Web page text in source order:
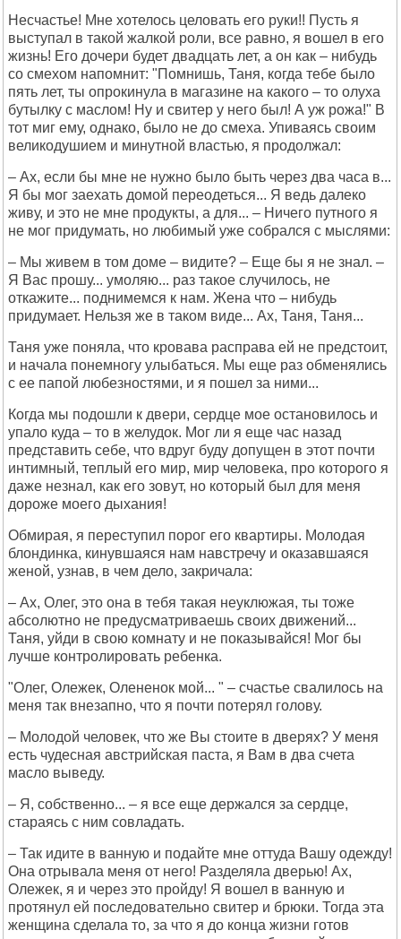
Несчастье! Мне хотелось целовать его руки!! Пусть я
выступал в такой жалкой роли, все равно, я вошел в его
жизнь! Его дочери будет двадцать лет, а он как – нибудь
со смехом напомнит: "Помнишь, Таня, когда тебе было
пять лет, ты опрокинула в магазине на какого – то олуха
бутылку с маслом! Ну и свитер у него был! А уж рожа!" В
тот миг ему, однако, было не до смеха. Упиваясь своим
великодушием и минутной властью, я продолжал:
– Ах, если бы мне не нужно было быть через два часа в...
Я бы мог заехать домой переодеться... Я ведь далеко
живу, и это не мне продукты, а для... – Ничего путного я
не мог придумать, но любимый уже собрался с мыслями:
– Мы живем в том доме – видите? – Еще бы я не знал. –
Я Вас прошу... умоляю... раз такое случилось, не
откажите... поднимемся к нам. Жена что – нибудь
придумает. Нельзя же в таком виде... Ах, Таня, Таня...
Таня уже поняла, что кровава расправа ей не предстоит,
и начала понемногу улыбаться. Мы еще раз обменялись
с ее папой любезностями, и я пошел за ними...
Когда мы подошли к двери, сердце мое остановилось и
упало куда – то в желудок. Мог ли я еще час назад
представить себе, что вдруг буду допущен в этот почти
интимный, теплый его мир, мир человека, про которого я
даже незнал, как его зовут, но который был для меня
дороже моего дыхания!
Обмирая, я переступил порог его квартиры. Молодая
блондинка, кинувшаяся нам навстречу и оказавшаяся
женой, узнав, в чем дело, закричала:
– Ах, Олег, это она в тебя такая неуклюжая, ты тоже
абсолютно не предусматриваешь своих движений...
Таня, уйди в свою комнату и не показывайся! Мог бы
лучше контролировать ребенка.
"Олег, Олежек, Олененок мой... " – счастье свалилось на
меня так внезапно, что я почти потерял голову.
– Молодой человек, что же Вы стоите в дверях? У меня
есть чудесная австрийская паста, я Вам в два счета
масло выведу.
– Я, собственно... – я все еще держался за сердце,
стараясь с ним совладать.
– Так идите в ванную и подайте мне оттуда Вашу одежду!
Она отрывала меня от него! Разделяла дверью! Ах,
Олежек, я и через это пройду! Я вошел в ванную и
протянул ей последовательно свитер и брюки. Тогда эта
женщина сделала то, за что я до конца жизни готов